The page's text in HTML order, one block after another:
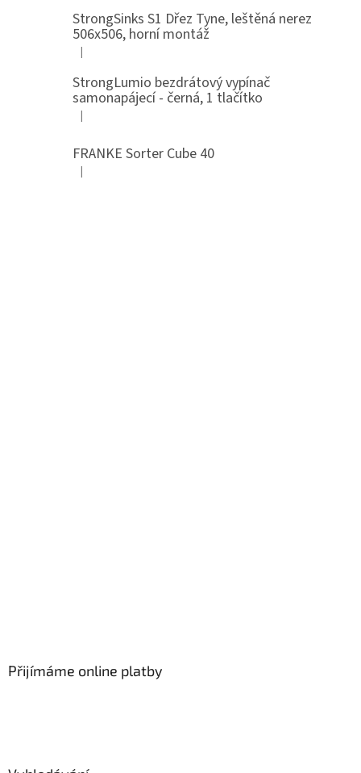
StrongSinks S1 Dřez Tyne, leštěná nerez
506x506, horní montáž
Hodnocení produktu je 5 z 5 hvězdiček.
|
StrongLumio bezdrátový vypínač
samonapájecí - černá, 1 tlačítko
Hodnocení produktu je 4 z 5 hvězdiček.
|
FRANKE Sorter Cube 40
Hodnocení produktu je 3 z 5 hvězdiček.
|
Přijímáme online platby